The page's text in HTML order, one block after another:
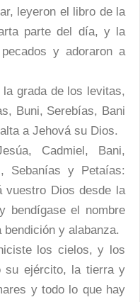
leyeron el libro de la
parte del día, y la
y adoraron a
grada de los levitas,
Buni, Serebías, Bani
a Jehová su Dios.
Cadmiel, Bani,
Sebanías y Petaías:
vuestro Dios desde la
bendígase el nombre
y alabanza.
los cielos, y los
su ejército, la tierra y
y todo lo que hay